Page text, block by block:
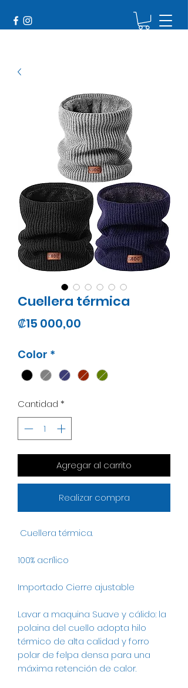
Cuellera térmica
₡15 000,00
Color *
Cantidad *
Agregar al carrito
Realizar compra
Cuellera térmica.
100% acrílico
Importado Cierre ajustable
Lavar a maquina Suave y cálido: la
polaina del cuello adopta hilo
térmico de alta calidad y forro
polar de felpa densa para una
máxima retención de calor.